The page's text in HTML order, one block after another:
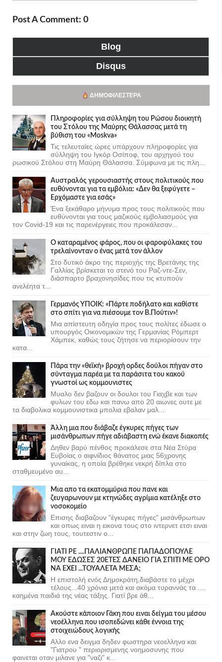
Post A Comment: 0
Blog
Disqus
ΔΗΜΟΦΙΛΈΣΤΕΡΑ
Πληροφορίες για σύλληψη του Ρώσου διοικητή
του Στόλου της Mαύρης Θάλασσας μετά τη
βύθιση του «Moskva»
Τις τελευταίες ώρες υπάρχουν πληροφορίες για
σύλληψη του Ιγκόρ Οσίποφ, του αρχηγού του
ρωσικού Στόλου στη Μαύρη Θάλασσα. Σύμφωνα με τις πλη...
Αυστραλός γερουσιαστής στους πολιτικούς που
ευθύνονται για τα εμβόλια: «Δεν θα ξεφύγετε –
Ερχόμαστε για εσάς»
Ένα ξεκάθαρο μήνυμα προς τους πολιτικούς που
ευθύνονται για τους μαζικούς εμβολιασμούς για
τον Covid-19 και τις παρενέργειες που προκάλεσαν...
Ο καταραμένος φάρος, που οι φαροφύλακες του
τρελαίνονταν ο ένας μετά τον άλλον
Στο δυτικό άκρο της περιοχής της Βρετάνης της
Γαλλίας βρίσκεται το στενό του Ραζ-ντε-Σεν,
διάσπαρτο βραχονησίδες που τις κτυπούν
ανελέητα τ...
Γερμανός ΥΠΟΙΚ: «Πάρτε ποδήλατο και καθίστε
στο σπίτι για να πιέσουμε τον Β.Πούτιν»!
Μια απίστευτη οδηγία προς τους πολίτες έδωσε ο
υπουργός Οικονομικών της Γερμανίας Ρόμπερτ
Χάμπεκ, καθώς τους ζήτησε να περιορίσουν την
κατα...
Πάρα την «θεϊκή» βροχή ορδες δούλοι πήγαν στο
σύνταγμα παρέα με τα παράσιτα του κακού
γνωστοί ως κομμουνιστες
Μυαλο δεν βαζουν οι δουλοι του Γιαχβε και των
φυλων του εδω και πανω απο 20 αιωνες ουτε με
τα διαβολικα κομμουνιστικα μπολια εβαλαν μαλ...
Άλλη μια που διάβαζε έγκυρες πήγες των
μισάνθρωπων πήγε αδιάβαστη ενώ έκανε διακοπές
Δηθεν βαρύ πένθος προκάλεσε στα Νέα Στύρα
Ευβοίας ο αιφνίδιος θάνατος μιας 56χρονης
γυναίκας, η οποία βρέθηκε νεκρή δίπλα στο
σταθμευμένο αυ...
Μια απο τα εκατομμύρια που πανε και
ζευγαρωνουν με κτηνώδες αγρίμια κατέληξε στο
νοσοκομείο
Επισης διαβαζουν "έγκυρες πήγες" μισάνθρωπων
και οπως ειναι η εικονα τους στο ιντερνετ ετσι ειναι
και στην ζωη τους, τουτεστιν ο...
ΓΙΑΤΙ ΡΕ ....ΠΑΛΙΑΝΘΡΩΠΕ ΠΑΠΑΔΟΠΟΥΛΕ
ΜΟΥ ΕΔΩΣΕΣ 20ΕΤΕΣ ΔΑΝΕΙΟ ΓΙΑ ΣΠΙΤΙ ΜΕ ΟΡΟ
ΝΑ ΕΧΕΙ ...ΤΟΥΑΛΕΤΑ ΜΕΣΑ;
Η επιστολή ενός Δημοκράτη,διαβάστε το μέχρι
τέλους...40 χρόνια μετά και ακόμα τυραννάς τα ....
καημένα παιδιά της νέας τάξης. Γιατί βρε άθ...
Ακούστε κάποιον Γάκη που ειναι δείγμα του μέσου
νεοέλληνα που ισοπεδώνει κάθε έννοια της
στοιχειώδους λογικής
Αλλο ενα δειγμα δηδεν φωστηρα νεοελληνα και
"Γιατρου " περιορισμενης νοημοσυνης που
φαινεται οταν μιλανε για "ναζι" κ...